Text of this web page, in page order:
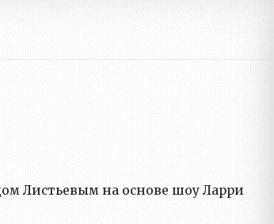
Листьевым на основе шоу Ларри